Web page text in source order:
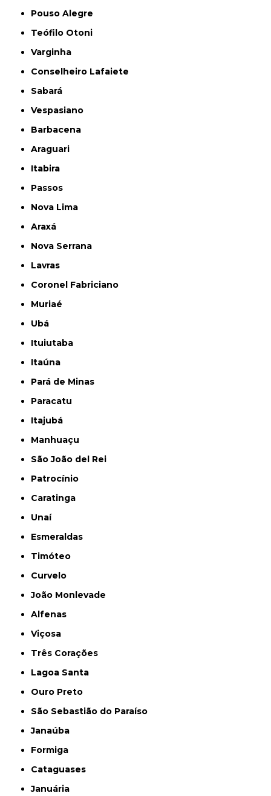
Pouso Alegre
Teófilo Otoni
Varginha
Conselheiro Lafaiete
Sabará
Vespasiano
Barbacena
Araguari
Itabira
Passos
Nova Lima
Araxá
Nova Serrana
Lavras
Coronel Fabriciano
Muriaé
Ubá
Ituiutaba
Itaúna
Pará de Minas
Paracatu
Itajubá
Manhuaçu
São João del Rei
Patrocínio
Caratinga
Unaí
Esmeraldas
Timóteo
Curvelo
João Monlevade
Alfenas
Viçosa
Três Corações
Lagoa Santa
Ouro Preto
São Sebastião do Paraíso
Janaúba
Formiga
Cataguases
Januária